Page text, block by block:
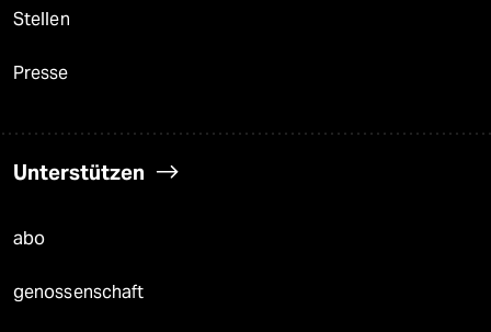
Stellen
Presse
Unterstützen
abo
genossenschaft